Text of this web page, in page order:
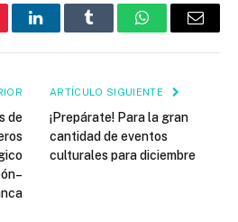
LinkedInTumblr WhatsAppEmail
de
ARTÍCULO SIGUIENTE
¡Prepárate! Para la gran
cantidad de eventos
culturales para diciembre